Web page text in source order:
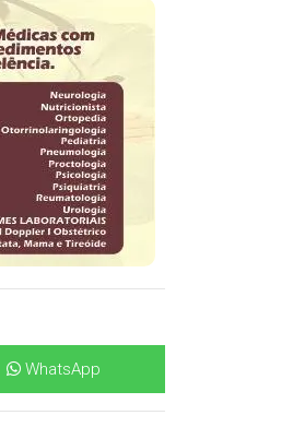
WhatsApp